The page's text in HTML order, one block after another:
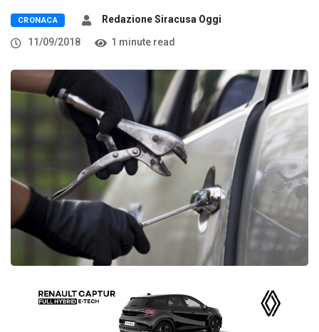
CRONACA
Redazione Siracusa Oggi
11/09/2018
1 minute read